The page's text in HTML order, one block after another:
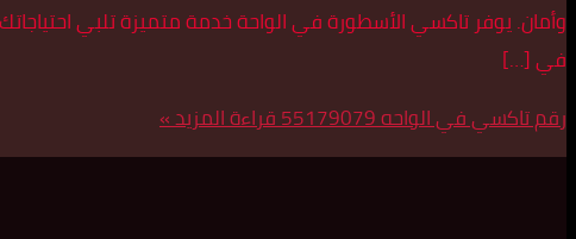
وأمان. يوفر تاكسي الأسطورة في الواحة خدمة متميزة تلبي
في […]
رقم تاكسي في الواحه 55179079
قراءة المزيد »